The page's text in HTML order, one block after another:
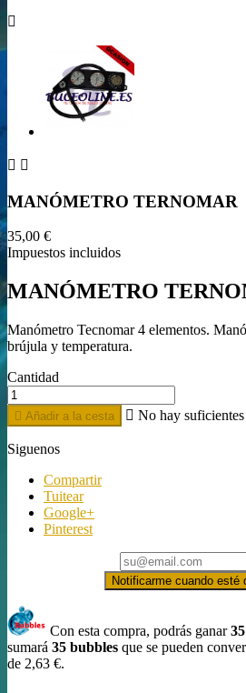

 
MANÓMETRO TERNOMAR
35,00 €
Impuestos incluidos
MANÓMETRO
Manómetro Tecnomar 4 elementos.
brújula y temperatura.
Cantidad
 Añadir a la cesta  No hay
Siguenos
Compartir
Tuitear
Google+
Pinterest
Notificarme cuando esté
Con esta compra, podrás ganar35
sumará 35 bubbles que se pueden
de 2,63 €.